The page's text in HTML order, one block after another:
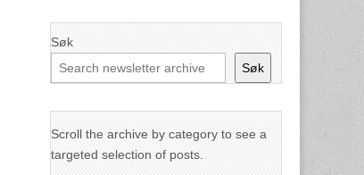
Søk
Søk
Scroll the archive by category to see a
targeted selection of posts.